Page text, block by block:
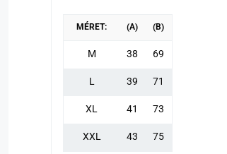
MÉRET: (A) (B)
M 38 69
L 39 71
XL 41 73
XXL 43 75